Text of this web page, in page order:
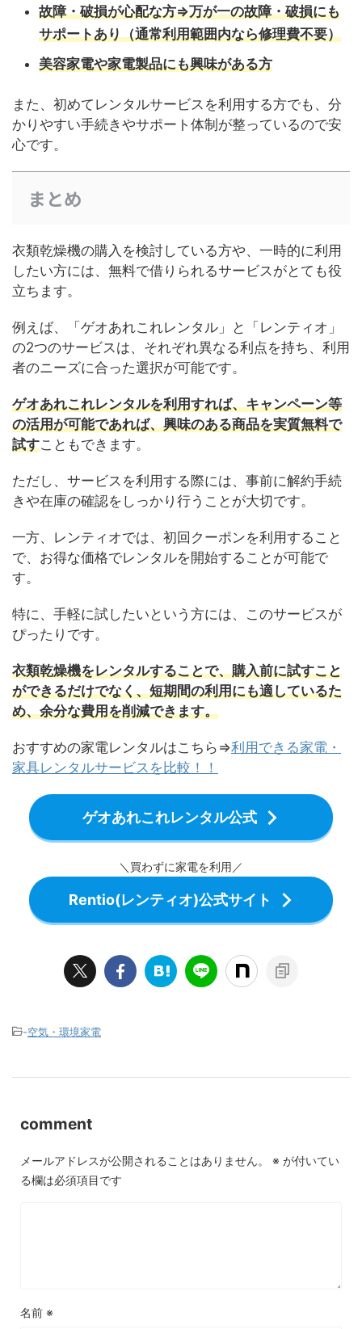
故障・破損が心配な方⇒万が一の故障・破損にも
サポートあり（通常利用範囲内なら修理費不要）
美容家電や家電製品にも興味がある方
また、初めてレンタルサービスを利用する方でも、分
かりやすい手続きやサポート体制が整っているので安
心です。
まとめ
衣類乾燥機の購入を検討している方や、一時的に利用
したい方には、無料で借りられるサービスがとても役
立ちます。
例えば、「ゲオあれこれレンタル」と「レンティオ」
の2つのサービスは、それぞれ異なる利点を持ち、利用
者のニーズに合った選択が可能です。
ゲオあれこれレンタルを利用すれば、キャンペーン等
の活用が可能であれば、興味のある商品を実質無料で
試すこともできます。
ただし、サービスを利用する際には、事前に解約手続
きや在庫の確認をしっかり行うことが大切です。
一方、レンティオでは、初回クーポンを利用すること
で、お得な価格でレンタルを開始することが可能で
す。
特に、手軽に試したいという方には、このサービスが
ぴったりです。
衣類乾燥機をレンタルすることで、購入前に試すこと
ができるだけでなく、短期間の利用にも適しているた
め、余分な費用を削減できます。
おすすめの家電レンタルはこちら⇒利用できる家電・
家具レンタルサービスを比較！！
ゲオあれこれレンタル公式
＼買わずに家電を利用／
Rentio(レンティオ)公式サイト
-空気・環境家電
comment
メールアドレスが公開されることはありません。 ※ が付いてい
る欄は必須項目です
名前 ※